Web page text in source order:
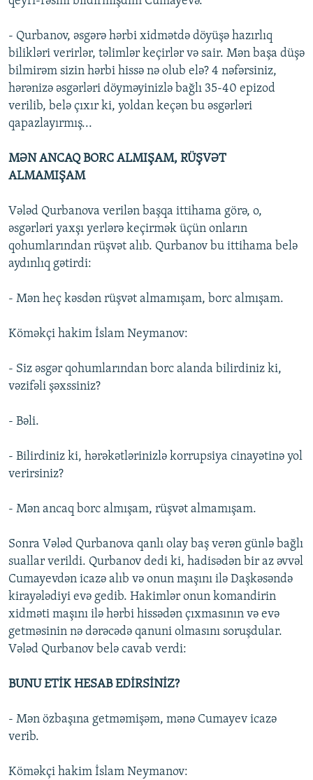
- Qurbanov, əsgərə hərbi xidmətdə döyüşə hazırlıq
bilikləri verirlər, təlimlər keçirlər və sair. Mən başa düşə
bilmirəm sizin hərbi hissə nə olub elə? 4 nəfərsiniz,
hərənizə əsgərləri döyməyinizlə bağlı 35-40 epizod
verilib, belə çıxır ki, yoldan keçən bu əsgərləri
qapazlayırmış...
MƏN ANCAQ BORC ALMIŞAM, RÜŞVƏT
ALMAMIŞAM
Vələd Qurbanova verilən başqa ittihama görə, o,
əsgərləri yaxşı yerlərə keçirmək üçün onların
qohumlarından rüşvət alıb. Qurbanov bu ittihama belə
aydınlıq gətirdi:
- Mən heç kəsdən rüşvət almamışam, borc almışam.
Köməkçi hakim İslam Neymanov:
- Siz əsgər qohumlarından borc alanda bilirdiniz ki,
vəzifəli şəxssiniz?
- Bəli.
- Bilirdiniz ki, hərəkətlərinizlə korrupsiya cinayətinə yol
verirsiniz?
- Mən ancaq borc almışam, rüşvət almamışam.
Sonra Vələd Qurbanova qanlı olay baş verən günlə bağlı
suallar verildi. Qurbanov dedi ki, hadisədən bir az əvvəl
Cumayevdən icazə alıb və onun maşını ilə Daşkəsəndə
kirayələdiyi evə gedib. Hakimlər onun komandirin
xidməti maşını ilə hərbi hissədən çıxmasının və evə
getməsinin nə dərəcədə qanuni olmasını soruşdular.
Vələd Qurbanov belə cavab verdi:
BUNU ETİK HESAB EDİRSİNİZ?
- Mən özbaşına getməmişəm, mənə Cumayev icazə
verib.
Köməkçi hakim İslam Neymanov: